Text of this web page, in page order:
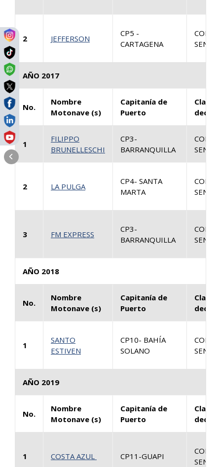
2 JEFFERSON
CP5 -
CARTAGENA
AÑO 2017
No.
Nombre
Motonave (s)
Capitanía de
Puerto
Clase
1
FILIPPO
BRUNELLESCHI
CP3-
BARRANQUILLA
2 LA PULGA
CP4- SANTA
MARTA
3 FM EXPRESS
CP3-
BARRANQUILLA
AÑO 2018
No.
Nombre
Motonave (s)
Capitanía de
Puerto
Clase
1
SANTO
ESTIVEN
CP10- BAHÍA
SOLANO
AÑO 2019
No.
Nombre
Motonave (s)
Capitanía de
Puerto
Clase
1 COSTA AZUL CP11-GUAPI